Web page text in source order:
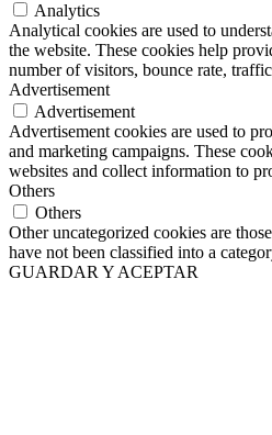
Analytics
Analytical cookies are used to
the website. These cookies help
number of visitors, bounce rate,
Advertisement
Advertisement
Advertisement cookies are used to
and marketing campaigns. These
websites and collect information to
Others
Others
Other uncategorized cookies are
have not been classified into a
GUARDAR Y ACEPTAR